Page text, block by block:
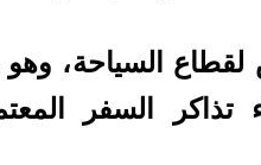
لقطاع السياحة، وهو
تذاكر السفر